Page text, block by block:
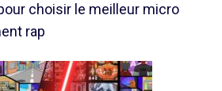
choisir le meilleur micro
rap